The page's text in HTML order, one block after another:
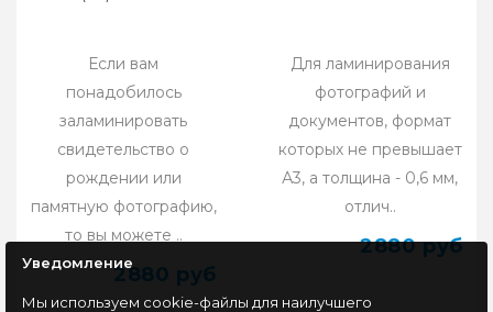
Если вам
понадобилось
заламинировать
свидетельство о
рождении или
памятную фотографию,
то вы можете ..
2880 руб
Для ламинирования
фотографий и
документов, формат
которых не превышает
А3, а толщина - 0,6 мм,
отлич..
2880 руб
Уведомление
Мы используем cookie-файлы для наилучшего